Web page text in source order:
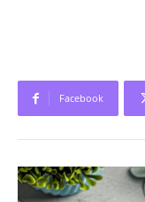
Facebook